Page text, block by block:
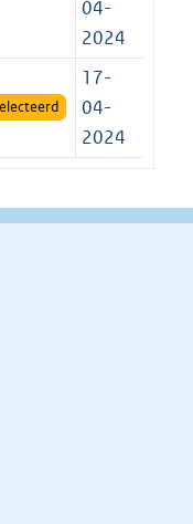
04-
2024
17-
04-
2024